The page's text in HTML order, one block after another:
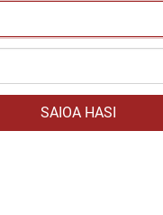
SAIOA HASI